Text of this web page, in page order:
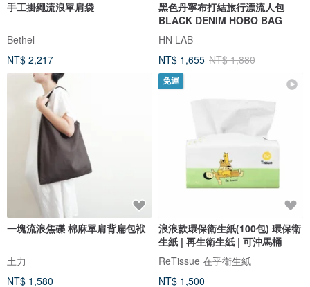
手工掛繩流浪單肩袋
Bethel
NT$ 2,217
黑色丹寧布打結旅行漂流人包
BLACK DENIM HOBO BAG
HN LAB
NT$ 1,655 NT$ 1,880
一塊流浪焦礫 棉麻單肩背扁包袱
土力
NT$ 1,580
免運
浪浪款環保衛生紙(100包) 環保衛
生紙 | 再生衛生紙 | 可沖馬桶
ReTissue 在乎衛生紙
NT$ 1,500